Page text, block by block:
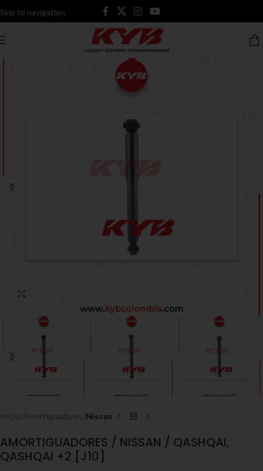
Skip to navigation
Skip to main content
Inicio Amortiguadores Nissan
AMORTIGUADORES / NISSAN / QASHQAI,
QASHQAI +2 [J10]